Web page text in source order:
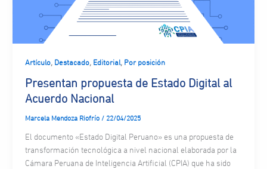
Artículo, Destacado, Editorial, Por posición
Presentan propuesta de Estado Digital al
Acuerdo Nacional
Marcela Mendoza Riofrío / 22/04/2025
El documento «Estado Digital Peruano» es una propuesta de
transformación tecnológica a nivel nacional elaborada por la
Cámara Peruana de Inteligencia Artificial (CPIA) que ha sido